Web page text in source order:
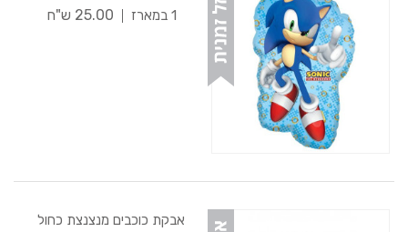
1 במארז
25.00 ש"ח
אבקת כוכבים מנצנצת כחול